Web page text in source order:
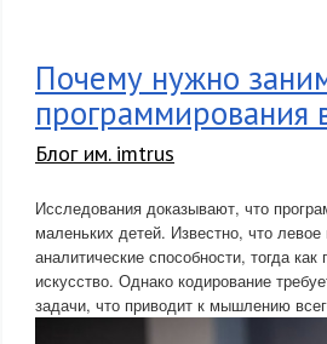
Почему нужно
программирования
Блог им. imtrus
Исследования доказывают, что
маленьких детей. Известно, что
аналитические способности, тогда
искусство. Однако кодирование
задачи, что приводит к мышлению